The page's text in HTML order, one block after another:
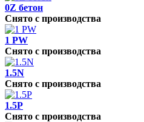
0Z бетон
Снято с производства
1 PW
Снято с производства
1.5N
Снято с производства
1.5P
Снято с производства